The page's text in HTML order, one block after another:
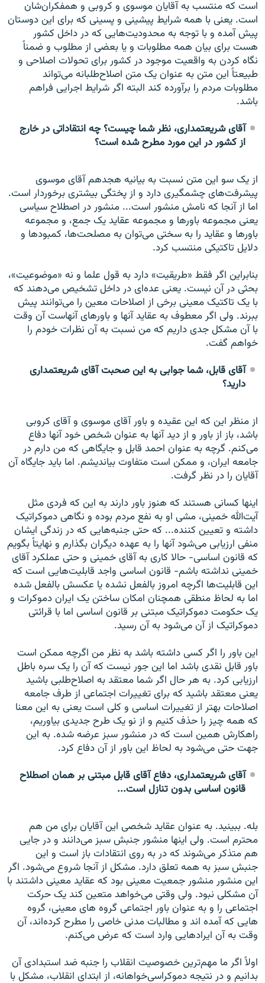
است که منتسب به آقایان موسوی و کروبی و همفکران‌شان
است. یعنی با همه شرایط پیشینی و پسینی که برای این دوستان
پیش آمده و با توجه به محدودیت‌هایی که در داخل کشور
هست برای بیان همه مطلوبات و یا بعضی از مطلوب و ضمناً
نگاه کردن به واقعیت موجود در کشور برای تحولات اصلاحی و
طبیعتاً این متن به عنوان یک متن اصلاح‌طلبانه می‌تواند
مطلوبات مردم را برآورده کند البته اگر شرایط اجرایی فراهم
باشد.
آقای شریعتمداری، نظر شما چیست؟ چه انتقاداتی در خارج
از کشور در این مورد مطرح شده است؟
از یک سو این متن نسبت به بیانیه هجدهم آقای موسوی
پیشرفت‌های چشمگیری دارد و از پختگی بیشتری برخوردار است.
اما از آنجا که نامش منشور است... منشور در اصطلاح سیاسی
یعنی مجموعه باورها و مجموعه عقاید یک جمع، و مجموعه
باورها و عقاید را به سختی می‌توان به مصلحت‌ها، کمبودها و
دلایل تاکتیکی منتسب کرد.
بنابراین اگر فقط «طریقیت» دارد به قول علما و نه «موضوعیت»،
بحثی در آن نیست. یعنی عده‌ای در داخل تشخیص می‌دهند که
با یک تاکتیک معینی برخی از اصلاحات معین را می‌توانند پیش
ببرند. ولی اگر معطوف به عقاید آنها و باورهای آنهاست آن وقت
با آن مشکل جدی داریم که من نسبت به آن نظرات خودم را
خواهم گفت.
آقای قابل، شما جوابی به این صحبت آقای شریعتمداری
دارید؟
از منظر این که این عقیده و باور آقای موسوی و آقای کروبی
باشد، باز از باور و از دید آنها به عنوان شخص خود آنها دفاع
می‌کنم. گرچه به عنوان احمد قابل و جایگاهی که من دارم در
جامعه ایران، و ممکن است متفاوت بیاندیشم. اما باید جایگاه آن
آقایان را در نظر گرفت.
اینها کسانی هستند که هنوز باور دارند به این که فردی مثل
آیت‌الله خمینی، مشی او به نفع مردم بوده و نگاهی دموکراتیک
داشته و تعیین کننده... که حتی جنبه‌هایی که در زندگی ایشان
منفی ارزیابی می‌شود آنها را به عهده دیگران بگذارم و نهایتاً بگویم
که قانون اساسی- حالا کاری به آقای خمینی و حتی عملکرد آقای
خمینی نداشته باشم- قانون اساسی واجد قابلیت‌هایی است که
این قابلیت‌ها اگرچه امروز بالفعل نشده یا عکسش بالفعل شده
اما به لحاظ منطقی همچنان امکان ساختن یک ایران دموکرات و
یک حکومت دموکراتیک مبتنی بر قانون اساسی اما با قرائتی
دموکراتیک از آن می‌شود به آن رسید.
این باور را اگر کسی داشته باشد به نظر من اگرچه ممکن است
باور قابل نقدی باشد اما این جور نیست که آن را یک سره باطل
ارزیابی کرد. به هر حال اگر شما معتقد به اصلاح‌طلبی باشید
یعنی معتقد باشید که برای تغییرات اجتماعی از طرف جامعه
اصلاحات بهتر از تغییرات اساسی و کلی است یعنی به این معنا
که همه چیز را حذف کنیم و از نو یک طرح جدیدی بیاوریم،
راهکارش همین است که در منشور سبز عرضه شده. به این
جهت حتی می‌شود به لحاظ این باور از آن دفاع کرد.
آقای شریعتمداری، دفاع آقای قابل مبتنی بر همان اصطلاح
قانون اساسی بدون تنازل است...
بله. ببینید. به عنوان عقاید شخصی این آقایان برای من هم
محترم است. ولی اینها منشور جنبش سبز می‌دانند و در جایی
هم متذکر می‌شوند که در به روی انتقادات باز است و این
جنبش سبز به همه تعلق دارد. مشکل از آنجا شروع می‌شود. اگر
این منشور منشور جمعیت معینی بود که عقاید معینی داشتند با
آن مشکلی نبود. ولی وقتی می‌خواهد متعین کند یک حرکت
اجتماعی را و به عنوان باور اجتماعی گروه های معینی، گروه
هایی که آمده اند و مطالبات مدنی خاصی را مطرح کرده‌اند، آن
وقت به آن ایرادهایی وارد است که عرض می‌کنم.
اولاً اگر ما مهم‌ترین خصوصیت انقلاب را جنبه ضد استبدادی آن
بدانیم و در نتیجه دموکراسی‌خواهانه، از ابتدای انقلاب، مشکل با